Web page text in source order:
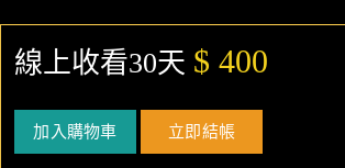
線上收看30天 $ 400
加入購物車 立即結帳